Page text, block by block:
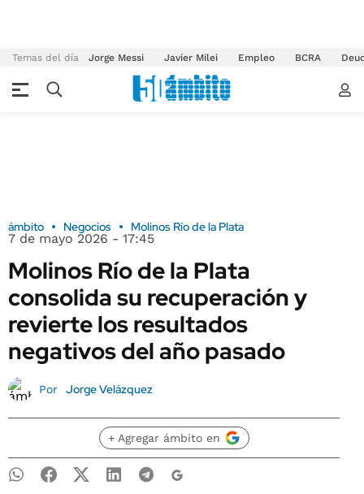
Temas del día Jorge Messi Javier Milei Empleo BCRA
ámbito Negocios Molinos Río de la Plata
7 de mayo 2026 - 17:45
Molinos Río de la Plata
consolida su recuperación y
revierte los resultados
negativos del año pasado
Por Jorge Velázquez
+ Agregar ámbito en